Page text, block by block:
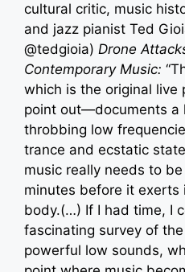
cultural critic, music
and jazz pianist Ted
@tedgioia) Drone
Contemporary Music:
which is the original live
point out—documents a
throbbing low
trance and ecstatic
music really needs to
minutes before it
body.(…) If I had time, I
fascinating survey of
powerful low sounds,